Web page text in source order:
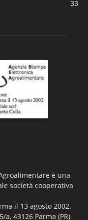
33
è una
società cooperativa
il 13 agosto 2002.
a, 43126 Parma (PR)